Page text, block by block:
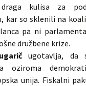
kulisa za
kar so sklenili na
pa ni
družbene krize.
ugotavlja, da
oziroma
unija. Fiskalni